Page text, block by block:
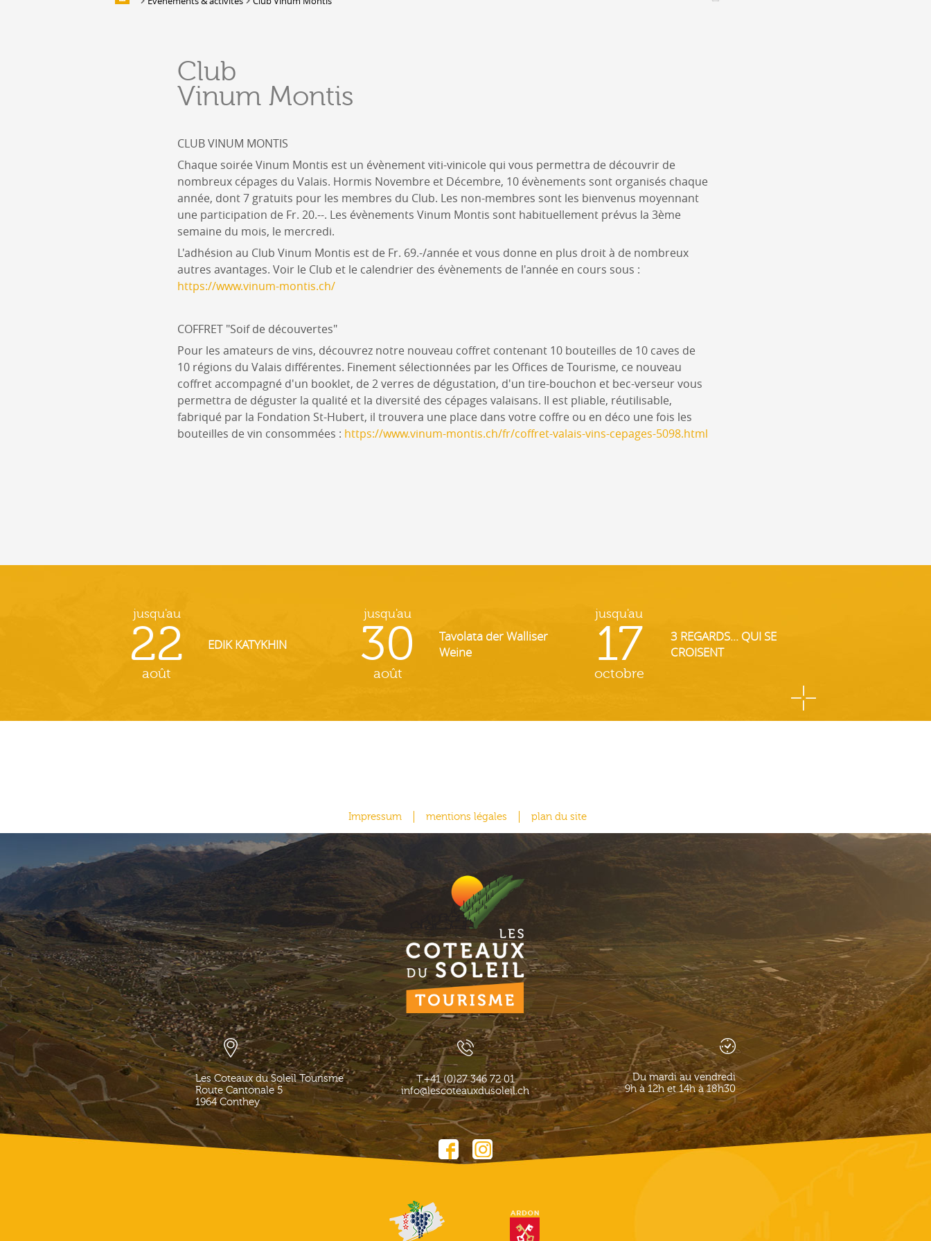
HÉBERGEMENTS &
RESTAURATION
Hébergement
Bars, Cafés, Restaurants &
Caveaux de dégustation
Hébergement
Accès
Figurer sur notre newsletter
Boîtes à idées
Club
Vinum Montis
CLUB VINUM MONTIS
Chaque soirée Vinum Montis est un évènement viti-vinicole qui vous permettra de découvrir de
nombreux cépages du Valais. Hormis Novembre et Décembre, 10 évènements sont organisés chaque
année, dont 7 gratuits pour les membres du Club. Les non-membres sont les bienvenus moyennant
une participation de Fr. 20.--. Les évènements Vinum Montis sont habituellement prévus la 3ème
semaine du mois, le mercredi.
L'adhésion au Club Vinum Montis est de Fr. 69.-/année et vous donne en plus droit à de nombreux
autres avantages. Voir le Club et le calendrier des évènements de l'année en cours sous :
https://www.vinum-montis.ch/
COFFRET "Soif de découvertes"
Pour les amateurs de vins, découvrez notre nouveau coffret contenant 10 bouteilles de 10 caves de
10 régions du Valais différentes. Finement sélectionnées par les Offices de Tourisme, ce nouveau
coffret accompagné d'un booklet, de 2 verres de dégustation, d'un tire-bouchon et bec-verseur vous
permettra de déguster la qualité et la diversité des cépages valaisans. Il est pliable, réutilisable,
fabriqué par la Fondation St-Hubert, il trouvera une place dans votre coffre ou en déco une fois les
bouteilles de vin consommées : https://www.vinum-montis.ch/fr/coffret-valais-vins-cepages-5098.html
jusqu'au
22
août
EDIK KATYKHIN
jusqu'au
30
août
Tavolata der Walliser
Weine
jusqu'au
17
octobre
3 REGARDS... QUI SE
CROISENT
Impressum mentions légales plan du site
Les Coteaux du Soleil Tourisme
Route Cantonale 5
1964 Conthey
T.+41 (0)27 346 72 01
info@lescoteauxdusoleil.ch
Du mardi au vendredi
9h à 12h et 14h à 18h30